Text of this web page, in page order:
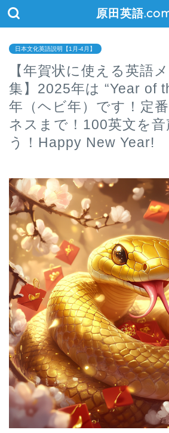
原田英語
日本文化英語説明【1月-4月】
【年賀状に使える英語
集】2025年は “Year of
年（ヘビ年）です！定
ネスまで！100英文を
う！Happy New Year!